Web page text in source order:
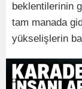
beklentilerinin
tam manada
yükselişlerin